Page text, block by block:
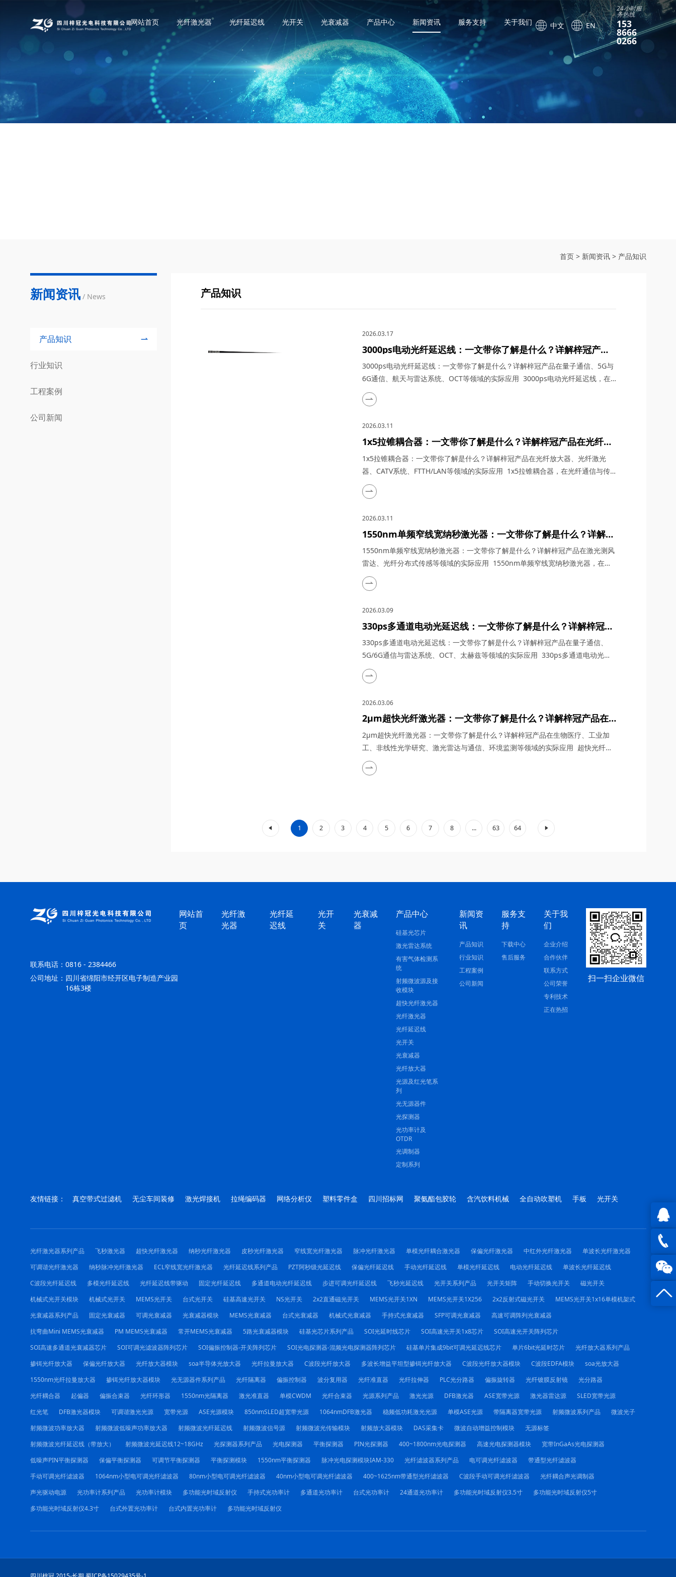
网站首页 光纤激光器 光纤延迟线 光开关 光衰减器 产品中心 新闻资讯 服务支持 关于我们 中文 EN
24小时服
务热线
153
8666
0266
首页> 新闻资讯> 产品知识
新闻资讯 / News
产品知识
行业知识
工程案例
公司新闻
产品知识
2026.03.17
3000ps电动光纤延迟线：一文带你了解是什么？详解梓冠产品
在量子通信、5G与6G通信、航天与雷达系统、OCT等领域的实
际应用
3000ps电动光纤延迟线：一文带你了解是什么？详解梓冠产品在量子通信、5G与
6G通信、航天与雷达系统、OCT等领域的实际应用 3000ps电动光纤延迟线，在
高速发展的光通信与探测技术领域，凭借其卓越的性能和广泛的应用潜力，成为了
众多高科技领域的理想选择。今天，四川梓冠光电将从产品概述、工作原理、核心
成像（OCT...
2026.03.11
1x5拉锥耦合器：一文带你了解是什么？详解梓冠产品在光纤放
大器、光纤激光器、CATV系统、FTTH/LAN等领域的实际应用
1x5拉锥耦合器：一文带你了解是什么？详解梓冠产品在光纤放大器、光纤激光
器、CATV系统、FTTH/LAN等领域的实际应用 1x5拉锥耦合器，在光纤通信与传
感技术迅猛发展的今天，凭借其独特的设计、卓越的性能以及广泛的应用场景，成
为了光纤网络构建中不可或缺的关键组件。今天，四川梓冠光电将从产品定义、工
一、1...
2026.03.11
1550nm单频窄线宽纳秒激光器：一文带你了解是什么？详解梓
冠产品在激光测风雷达、光纤分布式传感等领域的实际应用
1550nm单频窄线宽纳秒激光器：一文带你了解是什么？详解梓冠产品在激光测风
雷达、光纤分布式传感等领域的实际应用 1550nm单频窄线宽纳秒激光器，在激
光技术的浩瀚星空中，犹如一颗璀璨的明星，以其独特的光学特性和广泛的应用领
域，吸引了众多科研与工业界的目光。四川梓冠光电作为该领域的高新技术企业，
了市场上的热门之...
2026.03.09
330ps多通道电动光延迟线：一文带你了解是什么？详解梓冠产
品在量子通信、5G/6G通信与雷达系统、OCT、太赫兹等领域的
实际应用
330ps多通道电动光延迟线：一文带你了解是什么？详解梓冠产品在量子通信、
5G/6G通信与雷达系统、OCT、太赫兹等领域的实际应用 330ps多通道电动光延
迟线，在光通信与光电子技术的飞速发展中，凭借其高精度、多通道、可调可控等
特性，在量子通信、5G/6G通信与雷达系统、光学相干层析成像（OCT）、光学测
川梓冠光电...
2026.03.06
2μm超快光纤激光器：一文带你了解是什么？详解梓冠产品在
生物医疗、工业加工、非线性光学研究、激光雷达与通信、环境
监测等领域的实际应用
2μm超快光纤激光器：一文带你了解是什么？详解梓冠产品在生物医疗、工业加
工、非线性光学研究、激光雷达与通信、环境监测等领域的实际应用 超快光纤激
光器凭借其高功率、短脉冲、宽调谐范围等特性，在激光技术迅猛发展的今天，成
为科研与工业领域的“明星工具”。其中，2μm波段的超快光纤激光器因其独特的光
1 2 3 4 5 6 7 8 ... 63 64»
QQ在
线咨询
0816 -
联系电话： 0816 - 2384466
公司地址： 四川省绵阳市经开区电子制造产业园
16栋3楼
网站首
页
光纤激
光器
光纤延
迟线
光开
关
光衰减
器
产品中心
硅基光芯片
激光雷达系统
有害气体检测系
统
射频微波源及接
收模块
超快光纤激光器
光纤激光器
光纤延迟线
光开关
光衰减器
光纤放大器
光源及红光笔系
列
光无源器件
光探测器
光功率计及
OTDR
光调制器
定制系列
新闻资
讯
产品知识
行业知识
工程案例
公司新闻
服务支
持
下载中心
售后服务
关于我
们
企业介绍
合作伙伴
联系方式
公司荣誉
专利技术
正在热招
扫一扫企业微信
友情链接： 真空带式过滤机 无尘车间装修 激光焊接机 拉绳编码器 网络分析仪 塑料零件盒 四川招标网 聚氨酯包胶轮 含汽饮料机械 全自动吹塑机 手板 光开关
光纤激光器系列产品 飞秒激光器 超快光纤激光器 纳秒光纤激光器 皮秒光纤激光器 窄线宽光纤激光器 脉冲光纤激光器 单模光纤耦合激光器 保偏光纤激光器 中红外光纤激光器
单波长光纤激光器
可调谐光纤激光器
纳秒脉冲光纤激光器 ECL窄线宽光纤激光器 光纤延迟线系列产品 PZT阿秒级光延迟线 保偏光纤延迟线 手动光纤延迟线 单模光纤延迟线 电动光纤延迟线
单波长光纤延迟线
C波段光纤延迟线
多模光纤延迟线 光纤延迟线带驱动 固定光纤延迟线 多通道电动光纤延迟线 步进可调光纤延迟线 飞秒光延迟线 光开关系列产品 光开关矩阵 手动切换光开关
磁光开关
机械式光开关模块
机械式光开关 MEMS光开关 台式光开关 硅基高速光开关 NS光开关 2x2直通磁光开关 MEMS光开关1XN MEMS光开关1X256 2x2反射式磁光开关
MEMS光开关1x16单模机架式
光衰减器系列产品
固定光衰减器 可调光衰减器 光衰减器模块 MEMS光衰减器 台式光衰减器 机械式光衰减器 手持式光衰减器 SFP可调光衰减器
高速可调阵列光衰减器
抗弯曲Mini MEMS光衰减器
PM MEMS光衰减器 常开MEMS光衰减器 5路光衰减器模块 硅基光芯片系列产品 SOI光延时线芯片 SOI高速光开关1x8芯片
SOI高速光开关阵列芯片
SOI高速多通道光衰减器芯片
SOI可调光滤波器阵列芯片 SOI偏振控制器-开关阵列芯片 SOI光电探测器-混频光电探测器阵列芯片 硅基单片集成9bit可调光延迟线芯片 单片6bit光延时芯片
光纤放大器系列产品
掺铒光纤放大器
保偏光纤放大器 光纤放大器模块 soa半导体光放大器 光纤拉曼放大器 C波段光纤放大器 多波长增益平坦型掺铒光纤放大器 C波段光纤放大器模块 C波段EDFA模块
soa光放大器
1550nm光纤拉曼放大器
掺铒光纤放大器模块 光无源器件系列产品 光纤隔离器 偏振控制器 波分复用器 光纤准直器 光纤拉伸器 PLC光分路器 偏振旋转器 光纤镀膜反射镜
光分路器
光纤耦合器
起偏器 偏振合束器 光纤环形器 1550nm光隔离器 激光准直器 单模CWDM 光纤合束器 光源系列产品 激光光源 DFB激光器 ASE宽带光源 激光器雷达源
SLED宽带光源
红光笔
DFB激光器模块 可调谐激光光源 宽带光源 ASE光源模块 850nmSLED超宽带光源 1064nmDFB激光器 稳频低功耗激光光源 单模ASE光源 带隔离器宽带光源 射频微波系列产品
微波光子
射频微波功率放大器
射频微波低噪声功率放大器 射频微波光纤延迟线 射频微波信号源 射频微波光传输模块 射频放大器模块 DAS采集卡 微波自动增益控制模块
无源标签
射频微波光纤延迟线（带放大）
射频微波光延迟线12~18GHz 光探测器系列产品 光电探测器 平衡探测器 PIN光探测器 400~1800nm光电探测器 高速光电探测器模块
宽带InGaAs光电探测器
低噪声PIN平衡探测器
保偏平衡探测器 可调节平衡探测器 平衡探测模块 1550nm平衡探测器 脉冲光电探测模块IAM-330 光纤滤波器系列产品 电可调光纤滤波器
带通型光纤滤波器
手动可调光纤滤波器
1064nm小型电可调光纤滤波器 80nm小型电可调光纤滤波器 40nm小型电可调光纤滤波器 400~1625nm带通型光纤滤波器 C波段手动可调光纤滤波器
光纤耦合声光调制器
声光驱动电源
光功率计系列产品 光功率计模块 多功能光时域反射仪 手持式光功率计 多通道光功率计 台式光功率计 24通道光功率计 多功能光时域反射仪3.5寸
多功能光时域反射仪5寸
多功能光时域反射仪4.3寸
台式外置光功率计 台式内置光功率计 多功能光时域反射仪